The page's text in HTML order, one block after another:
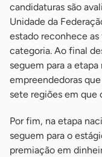
candidaturas são
Unidade da
estado reconhece
categoria. Ao final
seguem para a
empreendedoras
sete regiões em que
Por fim, na etapa
seguem para o
premiação em